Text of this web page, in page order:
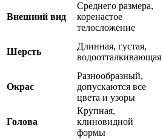
Внешний вид
Среднего размера,
коренастое
телосложение
Шерсть
Длинная, густая,
водоотталкивающая
Окрас
Разнообразный,
допускаются все
цвета и узоры
Голова
Крупная,
клиновидной
формы